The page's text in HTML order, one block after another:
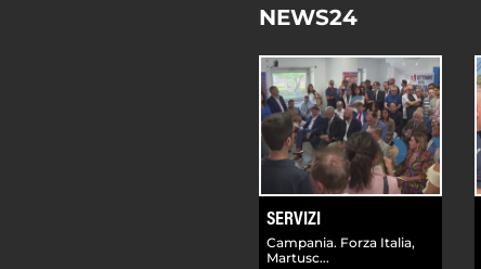
NEWS24
SERVIZI
Campania. Forza Italia,
Martusc...